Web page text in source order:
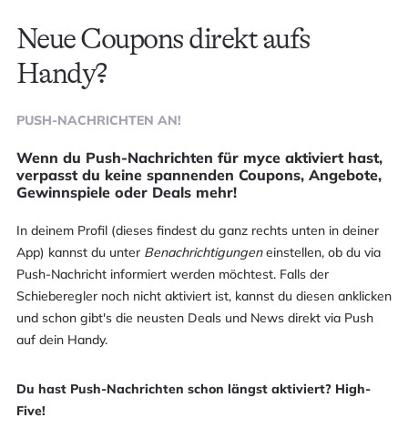
Neue Coupons direkt aufs
Handy?
PUSH-NACHRICHTEN AN!
Wenn du Push-Nachrichten für myce aktiviert hast,
verpasst du keine spannenden Coupons, Angebote,
Gewinnspiele oder Deals mehr!​
In deinem Profil (dieses findest du ganz rechts unten in deiner
App) kannst du unter Benachrichtigungeneinstellen, ob du via
Push-Nachricht informiert werden möchtest. Falls der
Schieberegler noch nicht aktiviert ist, kannst du diesen anklicken
und schon gibt's die neusten Deals und News direkt via Push
auf dein Handy.​
​Du hast Push-Nachrichten schon längst aktiviert? High-
Five!